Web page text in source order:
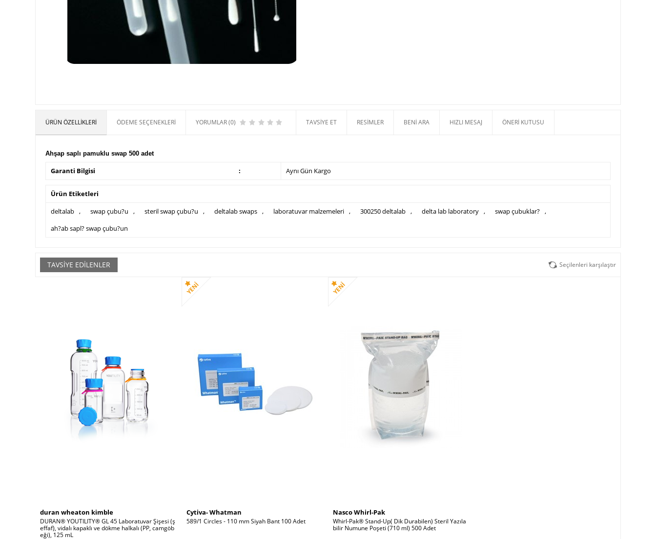
ÜRÜN ÖZELLIKLERI ÖDEME SEÇENEKLERI YORUMLAR (0) TAVSIYE ET RESIMLER BENI ARA HIZLI MESAJ ÖNERI KUTUSU
Ahşap saplı pamuklu swap 500 adet
Garanti Bilgisi : Aynı Gün Kargo
Ürün Etiketleri
deltalab , swap çubu?u , steril swap çubu?u , deltalab swaps , laboratuvar malzemeleri , 300250 deltalab , delta lab laboratory , swap çubuklar? ,
ah?ab sapl? swap çubu?un
TAVSIYE EDILENLER Seçilenleri karşılaştır
duran wheaton kimble
DURAN® YOUTILITY® GL 45 Laboratuvar Şişesi (ş
effaf), vidalı kapaklı ve dökme halkalı (PP, camgöb
eği), 125 mL
Cytiva- Whatman
589/1 Circles - 110 mm Siyah Bant 100 Adet
Nasco Whirl-Pak
Whirl-Pak® Stand-Up( Dik Durabilen) Steril Yazıla
bilir Numune Poşeti (710 ml) 500 Adet